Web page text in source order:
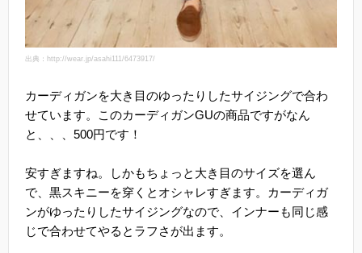
出典：http://wear.jp/asahi111/6473917/
カーディガンを大き目のゆったりしたサイジングで合わ
せています。このカーディガンGUの商品ですがなん
と、、、500円です！
安すぎますね。しかもちょっと大き目のサイズを選ん
で、黒スキニーを穿くとオシャレすぎます。カーディガ
ンがゆったりしたサイジングなので、インナーも同じ感
じで合わせてやるとラフさが出ます。